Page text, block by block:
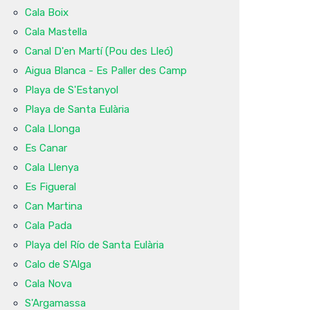
Cala Boix
Cala Mastella
Canal D'en Martí (Pou des Lleó)
Aigua Blanca - Es Paller des Camp
Playa de S'Estanyol
Playa de Santa Eulària
Cala Llonga
Es Canar
Cala Llenya
Es Figueral
Can Martina
Cala Pada
Playa del Río de Santa Eulària
Calo de S'Alga
Cala Nova
S'Argamassa